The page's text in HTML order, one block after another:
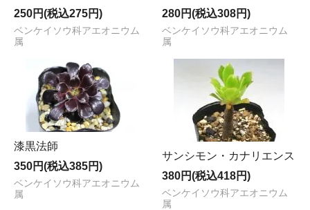
250円(税込275円)
ベンケイソウ科アエオニウム
属
280円(税込308円)
ベンケイソウ科アエオニウム
属
漆黒法師
350円(税込385円)
ベンケイソウ科アエオニウム
属
サンシモン・カナリエンス
380円(税込418円)
ベンケイソウ科アエオニウム
属